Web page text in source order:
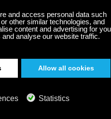
All Around The Circle und
Poetry of Newfoundland
Labradormusik in den
Musik traditionelle
modernster Produktion